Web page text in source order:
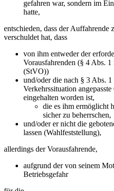
gefahren war, sondern im
hatte,
entschieden, dass der
verschuldet hat, dass
von ihm entweder der
Vorausfahrenden (§ 4 Abs.
(StVO))
und/oder die nach § 3 Abs.
Verkehrssituation
eingehalten worden ist,
die es ihm ermöglicht
sicher zu beherrschen,
und/oder er nicht die
lassen (Wahlfeststellung),
allerdings der Vorausfahrende,
aufgrund der von seinem
Betriebsgefahr